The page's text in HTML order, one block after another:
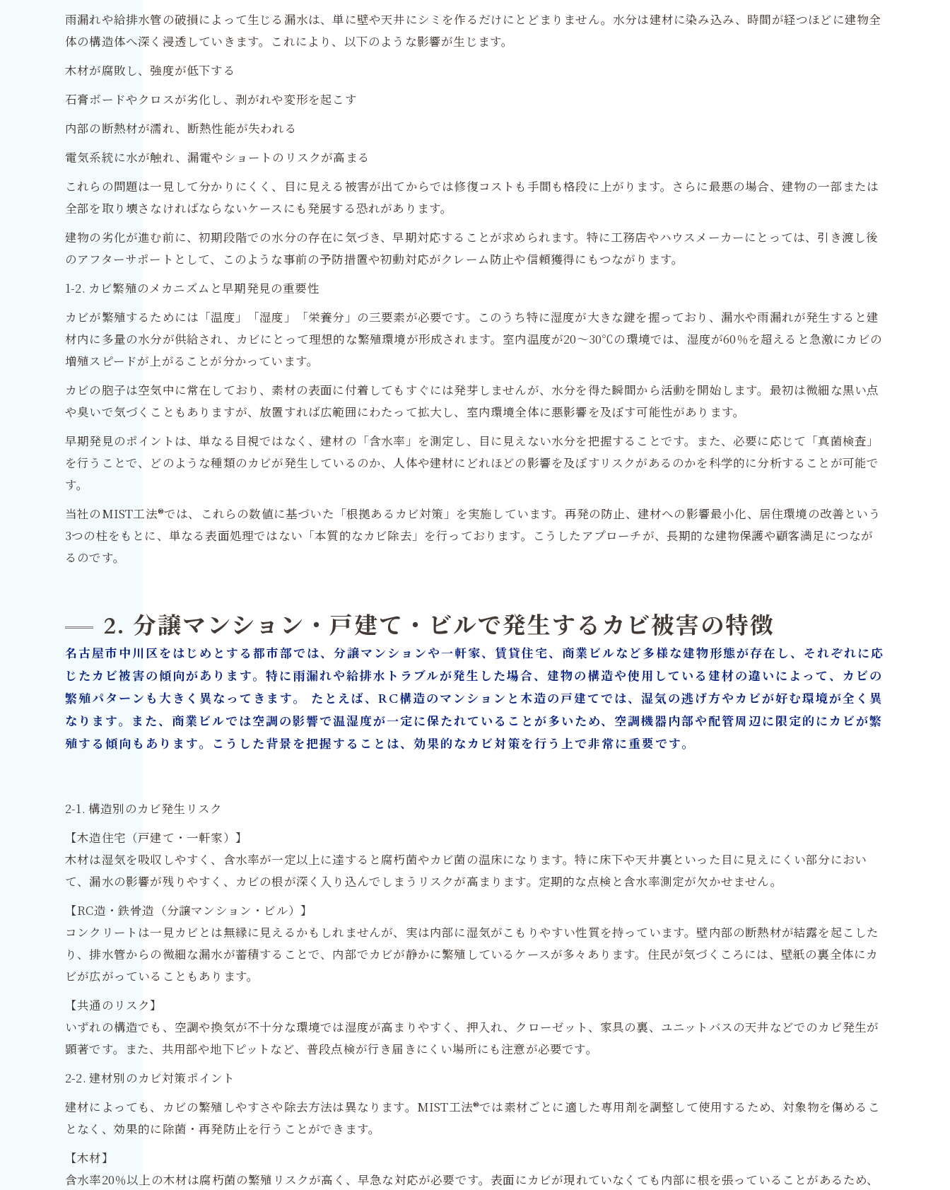
雨漏れや給排水管の破損によって生じる漏水は、単に壁や天井にシミを作るだけにとどまりません。水分は建材に染み込み、時間が経つほどに建物全
体の構造体へ深く浸透していきます。これにより、以下のような影響が生じます。
木材が腐敗し、強度が低下する
石膏ボードやクロスが劣化し、剥がれや変形を起こす
内部の断熱材が濡れ、断熱性能が失われる
電気系統に水が触れ、漏電やショートのリスクが高まる
これらの問題は一見して分かりにくく、目に見える被害が出てからでは修復コストも手間も格段に上がります。さらに最悪の場合、建物の一部または
全部を取り壊さなければならないケースにも発展する恐れがあります。
建物の劣化が進む前に、初期段階での水分の存在に気づき、早期対応することが求められます。特に工務店やハウスメーカーにとっては、引き渡し後
のアフターサポートとして、このような事前の予防措置や初動対応がクレーム防止や信頼獲得にもつながります。
1-2. カビ繁殖のメカニズムと早期発見の重要性
カビが繁殖するためには「温度」「湿度」「栄養分」の三要素が必要です。このうち特に湿度が大きな鍵を握っており、漏水や雨漏れが発生すると建
材内に多量の水分が供給され、カビにとって理想的な繁殖環境が形成されます。室内温度が20〜30℃の環境では、湿度が60％を超えると急激にカビの
増殖スピードが上がることが分かっています。
カビの胞子は空気中に常在しており、素材の表面に付着してもすぐには発芽しませんが、水分を得た瞬間から活動を開始します。最初は微細な黒い点
や臭いで気づくこともありますが、放置すれば広範囲にわたって拡大し、室内環境全体に悪影響を及ぼす可能性があります。
早期発見のポイントは、単なる目視ではなく、建材の「含水率」を測定し、目に見えない水分を把握することです。また、必要に応じて「真菌検査」
を行うことで、どのような種類のカビが発生しているのか、人体や建材にどれほどの影響を及ぼすリスクがあるのかを科学的に分析することが可能で
す。
当社のMIST工法®では、これらの数値に基づいた「根拠あるカビ対策」を実施しています。再発の防止、建材への影響最小化、居住環境の改善という
3つの柱をもとに、単なる表面処理ではない「本質的なカビ除去」を行っております。こうしたアプローチが、長期的な建物保護や顧客満足につなが
るのです。
2. 分譲マンション・戸建て・ビルで発生するカビ被害の特徴
名古屋市中川区をはじめとする都市部では、分譲マンションや一軒家、賃貸住宅、商業ビルなど多様な建物形態が存在し、それぞれに応
じたカビ被害の傾向があります。特に雨漏れや給排水トラブルが発生した場合、建物の構造や使用している建材の違いによって、カビの
繁殖パターンも大きく異なってきます。 たとえば、RC構造のマンションと木造の戸建てでは、湿気の逃げ方やカビが好む環境が全く異
なります。また、商業ビルでは空調の影響で温湿度が一定に保たれていることが多いため、空調機器内部や配管周辺に限定的にカビが繁
殖する傾向もあります。こうした背景を把握することは、効果的なカビ対策を行う上で非常に重要です。
2-1. 構造別のカビ発生リスク
【木造住宅（戸建て・一軒家）】
木材は湿気を吸収しやすく、含水率が一定以上に達すると腐朽菌やカビ菌の温床になります。特に床下や天井裏といった目に見えにくい部分におい
て、漏水の影響が残りやすく、カビの根が深く入り込んでしまうリスクが高まります。定期的な点検と含水率測定が欠かせません。
【RC造・鉄骨造（分譲マンション・ビル）】
コンクリートは一見カビとは無縁に見えるかもしれませんが、実は内部に湿気がこもりやすい性質を持っています。壁内部の断熱材が結露を起こした
り、排水管からの微細な漏水が蓄積することで、内部でカビが静かに繁殖しているケースが多々あります。住民が気づくころには、壁紙の裏全体にカ
ビが広がっていることもあります。
【共通のリスク】
いずれの構造でも、空調や換気が不十分な環境では湿度が高まりやすく、押入れ、クローゼット、家具の裏、ユニットバスの天井などでのカビ発生が
顕著です。また、共用部や地下ピットなど、普段点検が行き届きにくい場所にも注意が必要です。
2-2. 建材別のカビ対策ポイント
建材によっても、カビの繁殖しやすさや除去方法は異なります。MIST工法®では素材ごとに適した専用剤を調整して使用するため、対象物を傷めるこ
となく、効果的に除菌・再発防止を行うことができます。
【木材】
含水率20％以上の木材は腐朽菌の繁殖リスクが高く、早急な対応が必要です。表面にカビが現れていなくても内部に根を張っていることがあるため、